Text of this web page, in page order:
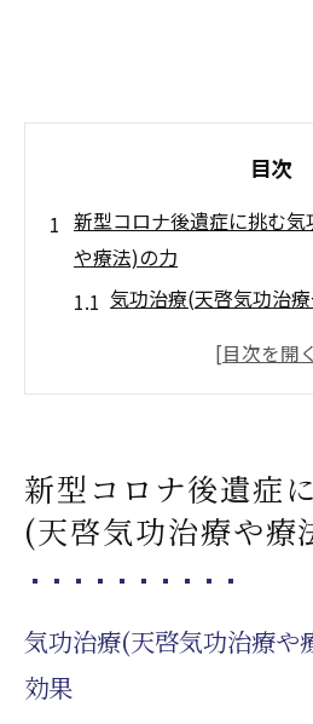
目次
新型コロナ後遺症に挑む
や療法)の力
気功治療(天啓気功治
新型コロナ後遺症に特
ニーやチャクラエネル
る要因
実例から見る気功治
新型コロナ後遺症
(天啓気功治療や療
気功治療(天啓気功治療や
効果